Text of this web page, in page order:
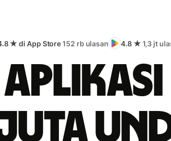
★ di App Store152 rb ulasan 4.8 ★ 1,3 jt